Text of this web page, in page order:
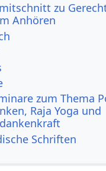
zu
Anhören
zum Thema
Raja Yoga und
Schriften